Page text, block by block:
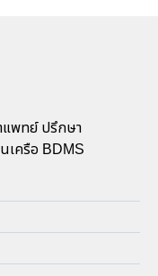
แพทย์ ปรึกษา
เครือ BDMS